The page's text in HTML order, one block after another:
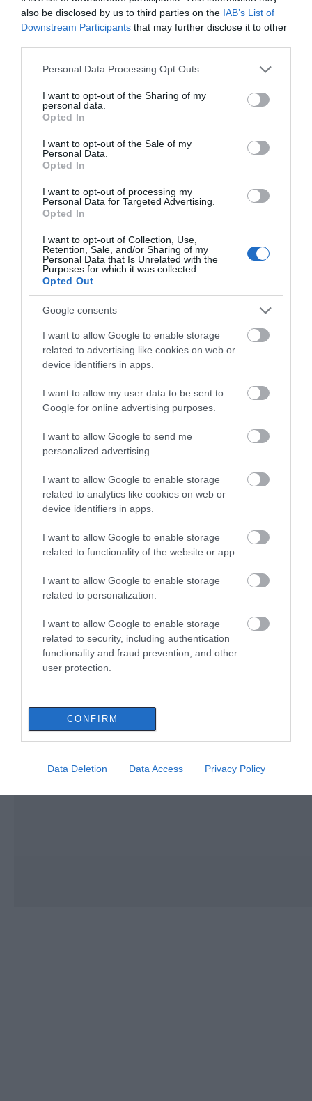
also be disclosed by us to third parties on the IAB’s List of
Downstream Participants that may further disclose it to other
Please note that this website/app uses one or more Google
not limited to your visit or usage behaviour. You may click to
grant or deny consent to Google and its third-party tags to
use your data for below specified purposes in below Google
consent section.
Personal Data Processing Opt Outs
I want to opt-out of the Sharing of my
personal data.
Opted In
I want to opt-out of the Sale of my
Personal Data.
Opted In
I want to opt-out of processing my
Personal Data for Targeted Advertising.
Opted In
I want to opt-out of Collection, Use,
Retention, Sale, and/or Sharing of my
Personal Data that Is Unrelated with the
Purposes for which it was collected.
Opted Out
Google consents
I want to allow Google to enable storage
related to advertising like cookies on web or
device identifiers in apps.
I want to allow my user data to be sent to
Google for online advertising purposes.
I want to allow Google to send me
personalized advertising.
I want to allow Google to enable storage
related to analytics like cookies on web or
device identifiers in apps.
I want to allow Google to enable storage
related to functionality of the website or app.
I want to allow Google to enable storage
related to personalization.
I want to allow Google to enable storage
related to security, including authentication
functionality and fraud prevention, and other
user protection.
CONFIRM
Data Deletion Data Access Privacy Policy
Καραμπόλα τεσσάρων οχημάτων
προκάλεσε αναστάτωση στην
κυκλοφορία
05.08.2026 | 19:40
Νύχτα τρόμου στην Εύβοια:
Διέρρηξαν σπίτι 95χρονης και
προκάλεσαν σοβαρές ζημιές σε
ταβέρνα
Ο απόλυτος οδηγός για να ζήσεις
τη Σαντορίνη από τη θάλασσα
05.08.2026 | 19:00
Κρίσιμες ώρες για άνδρα που
τραυματίστηκε σε τροχαίο στην
Εύβοια
05.08.2026 | 18:40
Τρόμος σε πτήση της Air India: Το
αεροσκάφος έχασε απότομα ύψος
– 17 τραυματίες
05.08.2026 | 18:20
Νέα τηλεφωνική απάτη
05.08.2026 | 18:00
Μύκονος: Έψαχναν τσάντα και
ανακάλυψη κάτω από τα βράχια
05.08.2026 | 17:40
άγνωστοι εισέβαλαν σε σπίτι
μέσα στη νύχτα – Δείτε τι
05.08.2026 | 17:20
Ενισχύεται το ΕΚΑΒ
Μαντουδίου με δύο
ακόμη μόνιμους
διασώστες – Νέο
ασθενοφόρο στον
Απάτη-σοκ στην
μπαλκόνι» – Έχασε
9.500 ευρώ και
Φωτιά σε λεωφορείο
στην Εύβοια
Καθαρό και άφθονο
Νύχτα τρόμου στην
σπίτι 95χρονης και
προκάλεσαν σοβαρές
ζημιές σε ταβέρνα
τραυματίστηκε σε
τροχαίο στην Εύβοια